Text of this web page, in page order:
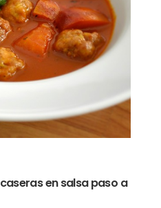
en salsa paso a